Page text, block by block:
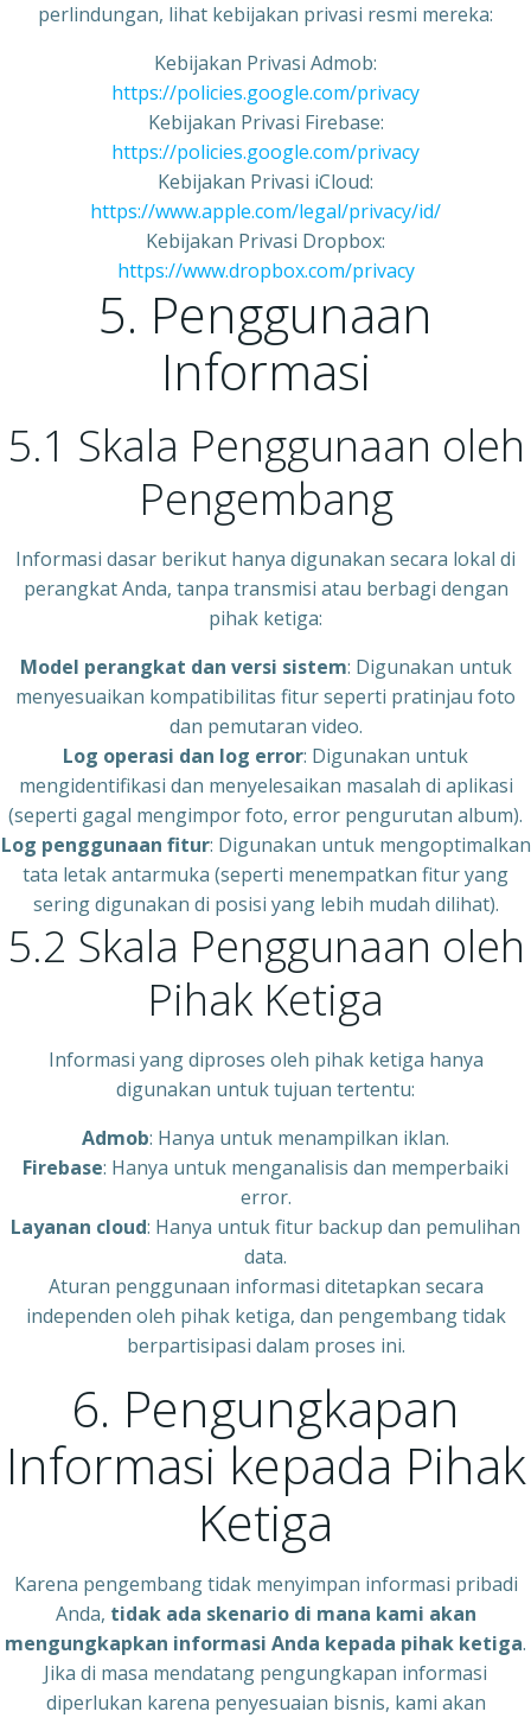
perlindungan, lihat kebijakan privasi resmi mereka:
Kebijakan Privasi Admob:
https://policies.google.com/privacy
Kebijakan Privasi Firebase:
https://policies.google.com/privacy
Kebijakan Privasi iCloud:
https://www.apple.com/legal/privacy/id/
Kebijakan Privasi Dropbox:
https://www.dropbox.com/privacy
5. Penggunaan
Informasi
5.1 Skala Penggunaan oleh
Pengembang
Informasi dasar berikut hanya digunakan secara lokal di
perangkat Anda, tanpa transmisi atau berbagi dengan
pihak ketiga:
Model perangkat dan versi sistem: Digunakan untuk
menyesuaikan kompatibilitas fitur seperti pratinjau foto
dan pemutaran video.
Log operasi dan log error: Digunakan untuk
mengidentifikasi dan menyelesaikan masalah di aplikasi
(seperti gagal mengimpor foto, error pengurutan album).
Log penggunaan fitur: Digunakan untuk mengoptimalkan
tata letak antarmuka (seperti menempatkan fitur yang
sering digunakan di posisi yang lebih mudah dilihat).
5.2 Skala Penggunaan oleh
Pihak Ketiga
Informasi yang diproses oleh pihak ketiga hanya
digunakan untuk tujuan tertentu:
Admob: Hanya untuk menampilkan iklan.
Firebase: Hanya untuk menganalisis dan memperbaiki
error.
Layanan cloud: Hanya untuk fitur backup dan pemulihan
data.
Aturan penggunaan informasi ditetapkan secara
independen oleh pihak ketiga, dan pengembang tidak
berpartisipasi dalam proses ini.
6. Pengungkapan
Informasi kepada Pihak
Ketiga
Karena pengembang tidak menyimpan informasi pribadi
Anda, tidak ada skenario di mana kami akan
mengungkapkan informasi Anda kepada pihak ketiga.
Jika di masa mendatang pengungkapan informasi
diperlukan karena penyesuaian bisnis, kami akan